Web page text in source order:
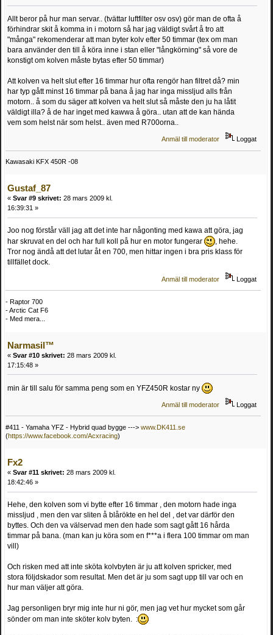
Allt beror på hur man servar.. (tvättar luftfilter osv osv) gör man de ofta å
förhindrar skit å komma in i motorn så har jag väldigt svårt å tro att
"många" rekomenderar att man byter kolv efter 50 timmar (tex om man
bara använder den till å köra inne i stan eller "långkörning" så vore de
konstigt om kolven måste bytas efter 50 timmar)
Att kolven va helt slut efter 16 timmar hur ofta rengör han filtret då? min
har typ gått minst 16 timmar på bana å jag har inga missljud alls från
motorn.. å som du säger att kolven va helt slut så måste den ju ha låtit
väldigt illa? å de har inget med kawwa å göra.. utan att de kan hända
vem som helst när som helst.. även med R700orna..
Anmäl till moderator Loggat
Kawasaki KFX 450R -08
Gustaf_87
« Svar #9 skrivet: 28 mars 2009 kl.
16:39:31 »
Joo nog förstår väll jag att det inte har någonting med kawa att göra, jag
har skruvat en del och har full koll på hur en motor fungerar
, hehe.
Tror nog ändå att det lutar åt en 700, men hittar ingen i bra pris klass för
tillfället dock.
Anmäl till moderator Loggat
- Raptor 700
- Arctic Cat F6
- Med mera...
Narmasil™
« Svar #10 skrivet: 28 mars 2009 kl.
17:15:48 »
min är till salu för samma peng som en YFZ450R kostar ny
Anmäl till moderator Loggat
#411 - Yamaha YFZ - Hybrid quad bygge ---> www.DK411.se
(https://www.facebook.com/Acxracing)
Fx2
« Svar #11 skrivet: 28 mars 2009 kl.
18:42:46 »
Hehe, den kolven som vi bytte efter 16 timmar , den motorn hade inga
missljud , men den var sliten å blårökte en hel del , det var därför den
byttes. Och den va välservad men den hade som sagt gått 16 hårda
timmar på bana. (man kan ju köra som en f***a i flera 100 timmar om man
vill)
Och risken med att inte sköta kolvbyten är ju att kolven spricker, med
stora följdskador som resultat. Men det är ju som sagt upp till var och en
hur man väljer att göra.
Jag personligen bryr mig inte hur ni gör, men jag vet hur mycket som går
sönder om man inte sköter kolv byten. :